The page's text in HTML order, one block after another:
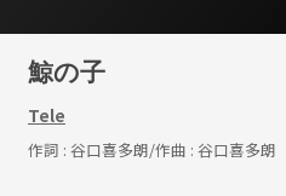
鯨の子
Tele
作詞 : 谷口喜多朗/作曲 : 谷口喜多朗